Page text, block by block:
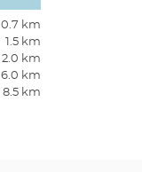
0.7 km
1.5 km
2.0 km
6.0 km
8.5 km